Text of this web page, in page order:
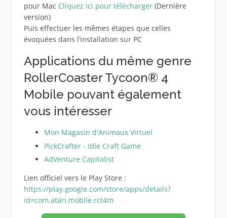
pour Mac Cliquez ici pour télécharger(Dernière
version)
Puis effectuer les mêmes étapes que celles
évoquées dans l’installation sur PC
Applications du même genre
RollerCoaster Tycoon® 4
Mobile pouvant également
vous intéresser
Mon Magasin d'Animaux Virtuel
PickCrafter - Idle Craft Game
AdVenture Capitalist
Lien officiel vers le Play Store :
https://play.google.com/store/apps/details?
id=com.atari.mobile.rct4m